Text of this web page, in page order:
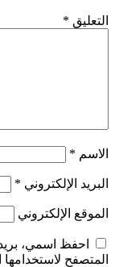
التعليق *
الاسم *
البريد الإلكتروني *
الموقع الإلكتروني
احفظ اسمي،
المتصفح